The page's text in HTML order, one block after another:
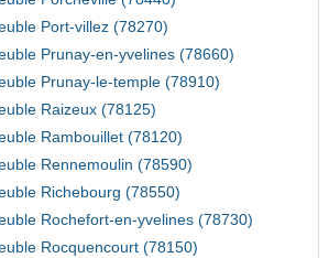
Port-villez (78270)
Prunay-en-yvelines (78660)
Prunay-le-temple (78910)
Raizeux (78125)
Rambouillet (78120)
Rennemoulin (78590)
Richebourg (78550)
Rochefort-en-yvelines (78730)
Rocquencourt (78150)